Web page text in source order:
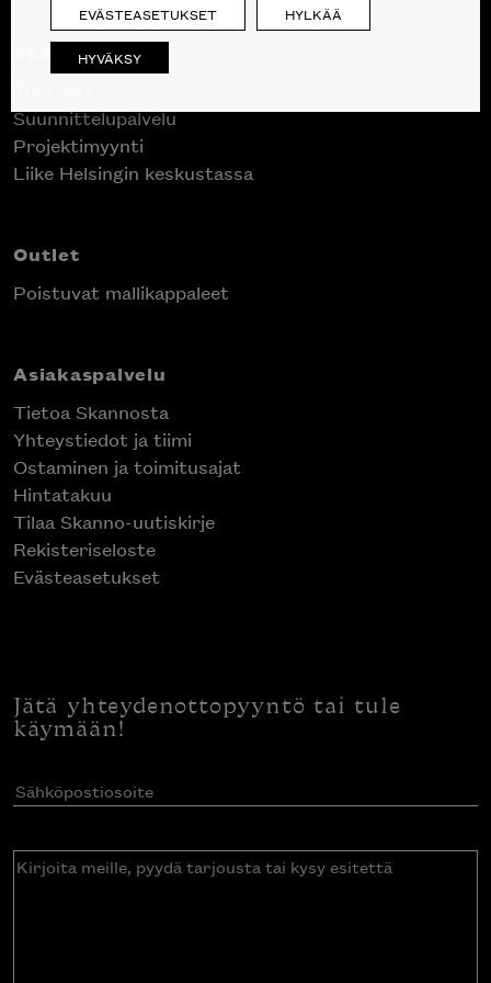
Skanno
Suunnittelupalvelu
Projektimyynti
Liike Helsingin keskustassa
Outlet
Poistuvat mallikappaleet
Asiakaspalvelu
Tietoa Skannosta
Yhteystiedot ja tiimi
Ostaminen ja toimitusajat
Hintatakuu
Tilaa Skanno-uutiskirje
Rekisteriseloste
Evästeasetukset
Jätä yhteydenottopyyntö tai tule
käymään!
Sähköpostiosoite(Pakollinen)
Kirjoita
EVÄSTEASETUKSET HYLKÄÄ
HYVÄKSY